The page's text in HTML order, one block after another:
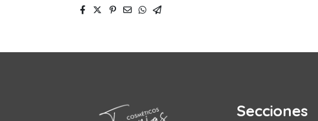
Secciones